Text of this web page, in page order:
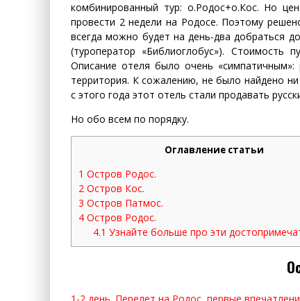
комбинированный тур: о.Родос+о.Кос. Но
провести 2 недели на Родосе. Поэтому
всегда можно будет на день-два добраться
(туроператор «Библиоглобус»).
Описание отеля было очень
территория. К сожалению, не было найдено
с этого года этот отель стали продавать
Но обо всем по порядку.
Оглавление статьи
1 Остров Родос.
2 Остров Кос.
3 Остров Патмос.
4 Остров Родос.
4.1 Узнайте больше про эти